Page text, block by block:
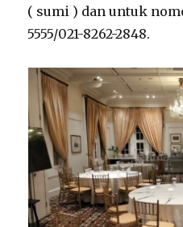
( sumi ) dan untuk
5555/021-8262-2848.